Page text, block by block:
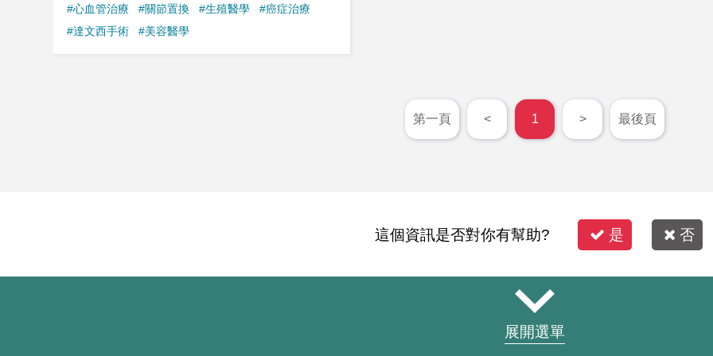
#心血管治療 #關節置換 #生殖醫學
#癌症治療
#達文西手術
#美容醫學
第一頁 < 1 > 最後頁
這個資訊是否對你有幫助? 是 否
展開選單